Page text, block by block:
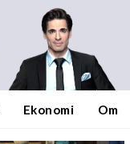
Ekonomi Om